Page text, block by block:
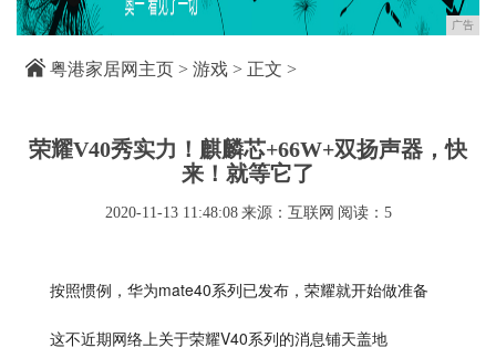
广告
粤港家居网主页 > 游戏 > 正文 >
荣耀V40秀实力！麒麟芯+66W+双扬声器，快
来！就等它了
2020-11-13 11:48:08 来源：互联网 阅读：5
按照惯例，华为mate40系列已发布，荣耀就开始做准备
这不近期网络上关于荣耀V40系列的消息铺天盖地